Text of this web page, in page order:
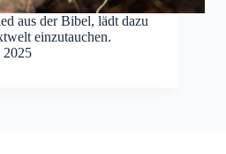
aus der Bibel, lädt dazu
einzutauchen.
2025